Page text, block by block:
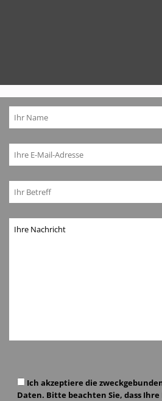
lasse
dieses
lasse
dieses
Ich akzeptiere die
Daten. Bitte beachten Sie, dass